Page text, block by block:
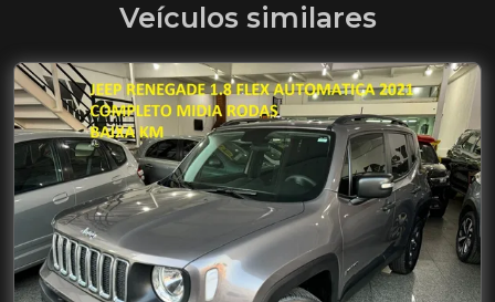
Veículos similares